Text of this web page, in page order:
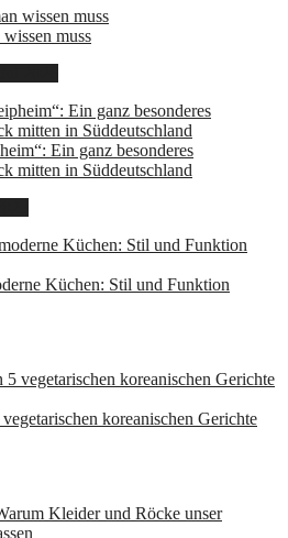
muss
Ein ganz besonderes
mitten in Süddeutschland
Küchen: Stil und Funktion
koreanischen Gerichte